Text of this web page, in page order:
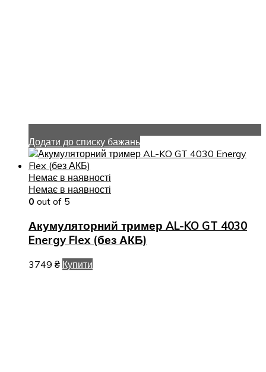
Додати до списку бажань
Немає в наявності
Немає в наявності
0 out of 5
Акумуляторний тример AL-KO GT 4030
Energy Flex (без АКБ)
3749 ₴ Купити